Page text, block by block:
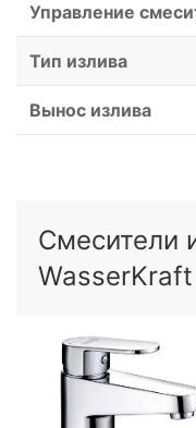
Управление
Тип излива
Вынос излива
Смесители